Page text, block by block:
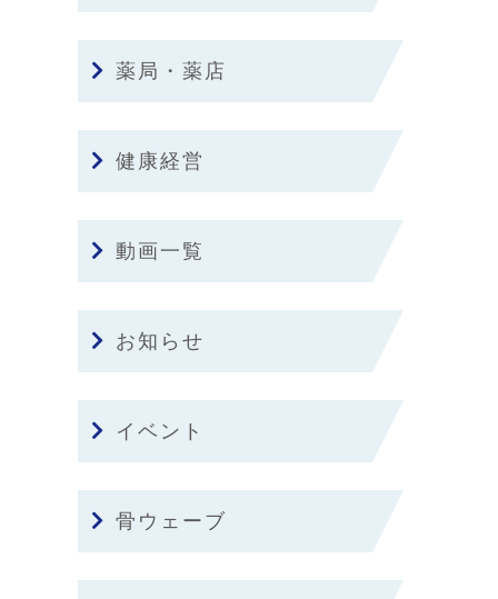
薬局・薬店
健康経営
動画一覧
お知らせ
イベント
骨ウェーブ